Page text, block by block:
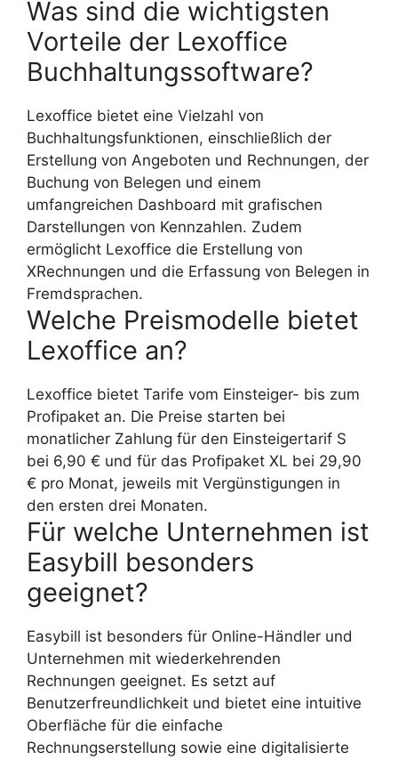
Was sind die wichtigsten
Vorteile der Lexoffice
Buchhaltungssoftware?
Lexoffice bietet eine Vielzahl von
Buchhaltungsfunktionen, einschließlich der
Erstellung von Angeboten und Rechnungen, der
Buchung von Belegen und einem
umfangreichen Dashboard mit grafischen
Darstellungen von Kennzahlen. Zudem
ermöglicht Lexoffice die Erstellung von
XRechnungen und die Erfassung von Belegen in
Fremdsprachen.
Welche Preismodelle bietet
Lexoffice an?
Lexoffice bietet Tarife vom Einsteiger- bis zum
Profipaket an. Die Preise starten bei
monatlicher Zahlung für den Einsteigertarif S
bei 6,90 € und für das Profipaket XL bei 29,90
€ pro Monat, jeweils mit Vergünstigungen in
den ersten drei Monaten.
Für welche Unternehmen ist
Easybill besonders
geeignet?
Easybill ist besonders für Online-Händler und
Unternehmen mit wiederkehrenden
Rechnungen geeignet. Es setzt auf
Benutzerfreundlichkeit und bietet eine intuitive
Oberfläche für die einfache
Rechnungserstellung sowie eine digitalisierte